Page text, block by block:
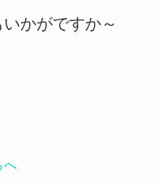
かがですか～
へ